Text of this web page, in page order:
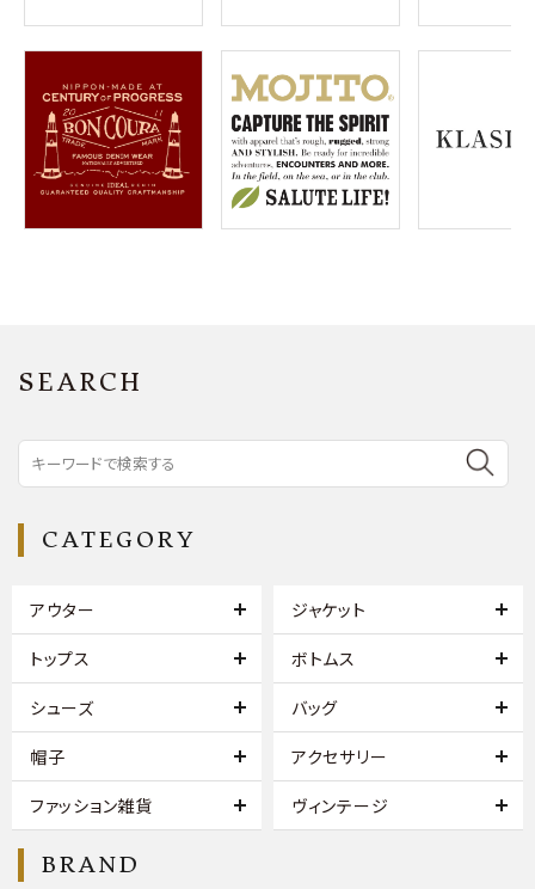
SEARCH
CATEGORY
アウター ジャケット
トップス ボトムス
シューズ バッグ
帽子 アクセサリー
ファッション雑貨 ヴィンテージ
BRAND